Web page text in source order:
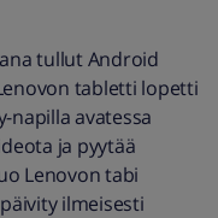
tullut Android
tabletti lopetti
napilla avatessa
ja pyytää
Lenovon tabi
ilmeisesti